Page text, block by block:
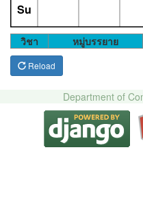
Su
วิชา หมู่บรรยาย
Reload
Department of